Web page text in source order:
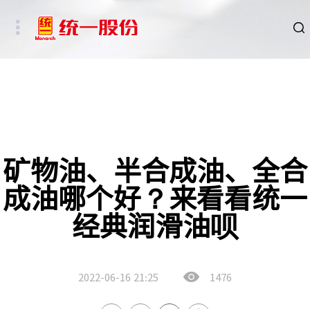
ESG
碳中和重点行业
矿物油、半合成油、全合
成油哪个好？来看看统一
经典润滑油呗
2022-06-16 21:25 1476